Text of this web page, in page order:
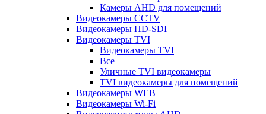
Камеры AHD для помещений
Видеокамеры CCTV
Видеокамеры HD-SDI
Видеокамеры TVI
Видеокамеры TVI
Все
Уличные TVI видеокамеры
TVI видеокамеры для помещений
Видеокамеры WEB
Видеокамеры Wi-Fi